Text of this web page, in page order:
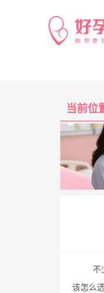
当前位
不
该怎么